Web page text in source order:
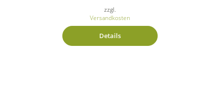
zzgl.
Versandkosten
Details